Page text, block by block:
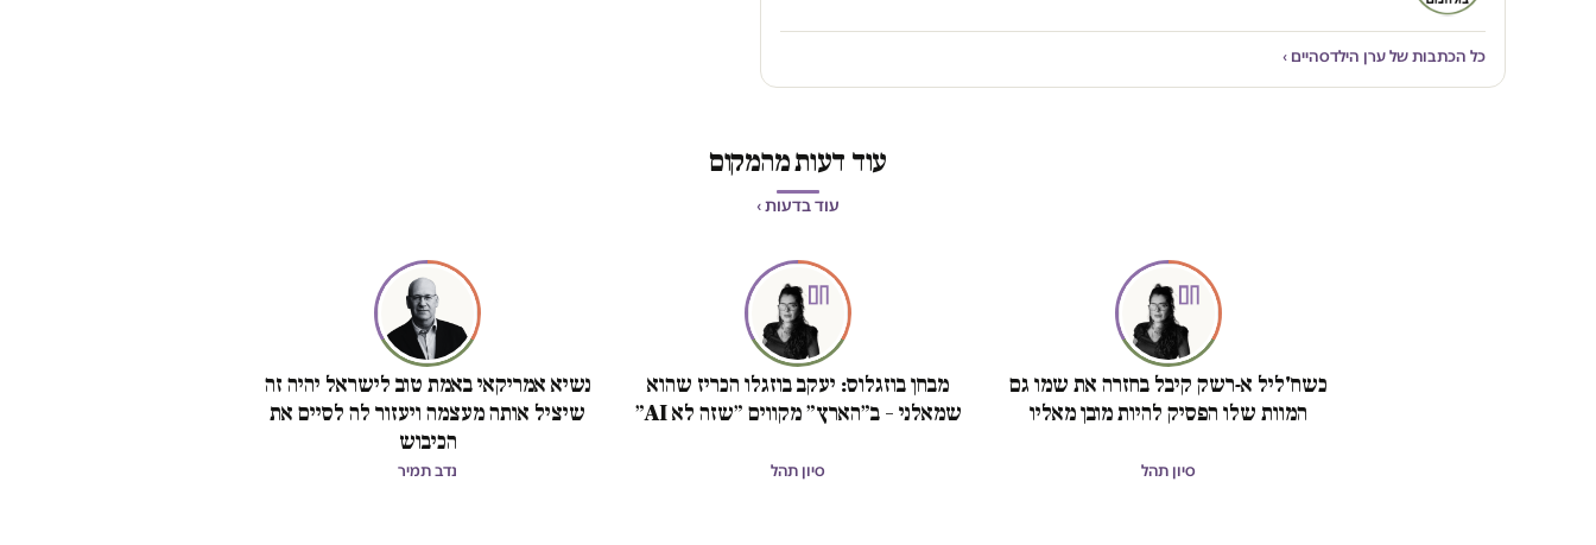
כל הכתבות של ערן הילדסהיים ›
עוד דעות מהמקום
עוד בדעות ›
כשח'ליל א-רשק קיבל בחזרה את שמו גם
המוות שלו הפסיק להיות מובן מאליו
סיון תהל
מבחן בוזגלוס: יעקב בוזגלו הכריז שהוא
שמאלני – ב״הארץ״ מקווים ״שזה לא AI״
סיון תהל
נשיא אמריקאי באמת טוב לישראל יהיה זה
שיציל אותה מעצמה ויעזור לה לסיים את
הכיבוש
נדב תמיר